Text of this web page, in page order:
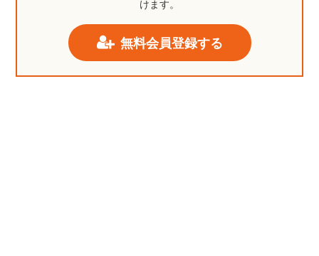
けます。
無料会員登録する